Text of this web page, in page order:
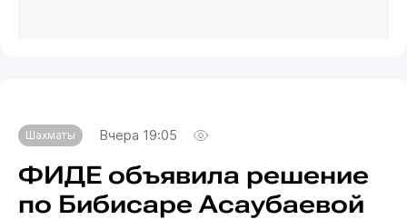
Шахматы Вчера 19:05
ФИДЕ объявила решение
по Бибисаре Асаубаевой